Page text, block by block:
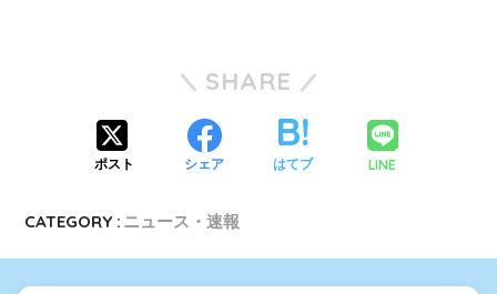
SHARE
ポスト シェア はてブ LINE
CATEGORY : ニュース・速報